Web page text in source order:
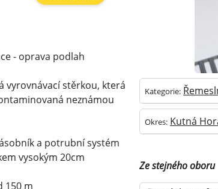
- oprava podlah
vyrovnávací stěrkou, která
neznámou
a potrubní systém
vysokým 20cm
150 m
Kategorie:
Okres: Kutná
Ze stejného oboru